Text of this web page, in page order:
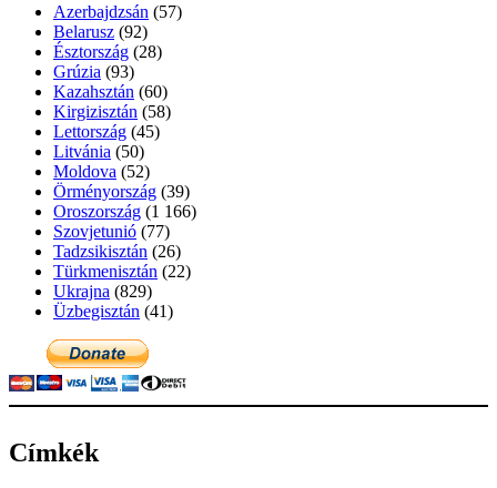
Azerbajdzsán (57)
Belarusz (92)
Észtország (28)
Grúzia (93)
Kazahsztán (60)
Kirgizisztán (58)
Lettország (45)
Litvánia (50)
Moldova (52)
Örményország (39)
Oroszország (1 166)
Szovjetunió (77)
Tadzsikisztán (26)
Türkmenisztán (22)
Ukrajna (829)
Üzbegisztán (41)
Címkék